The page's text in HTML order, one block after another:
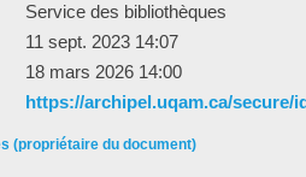
Service des bibliothèques
11 sept. 2023 14:07
18 mars 2026 14:00
https://archipel.uqam.ca/secure/
(propriétaire du document)